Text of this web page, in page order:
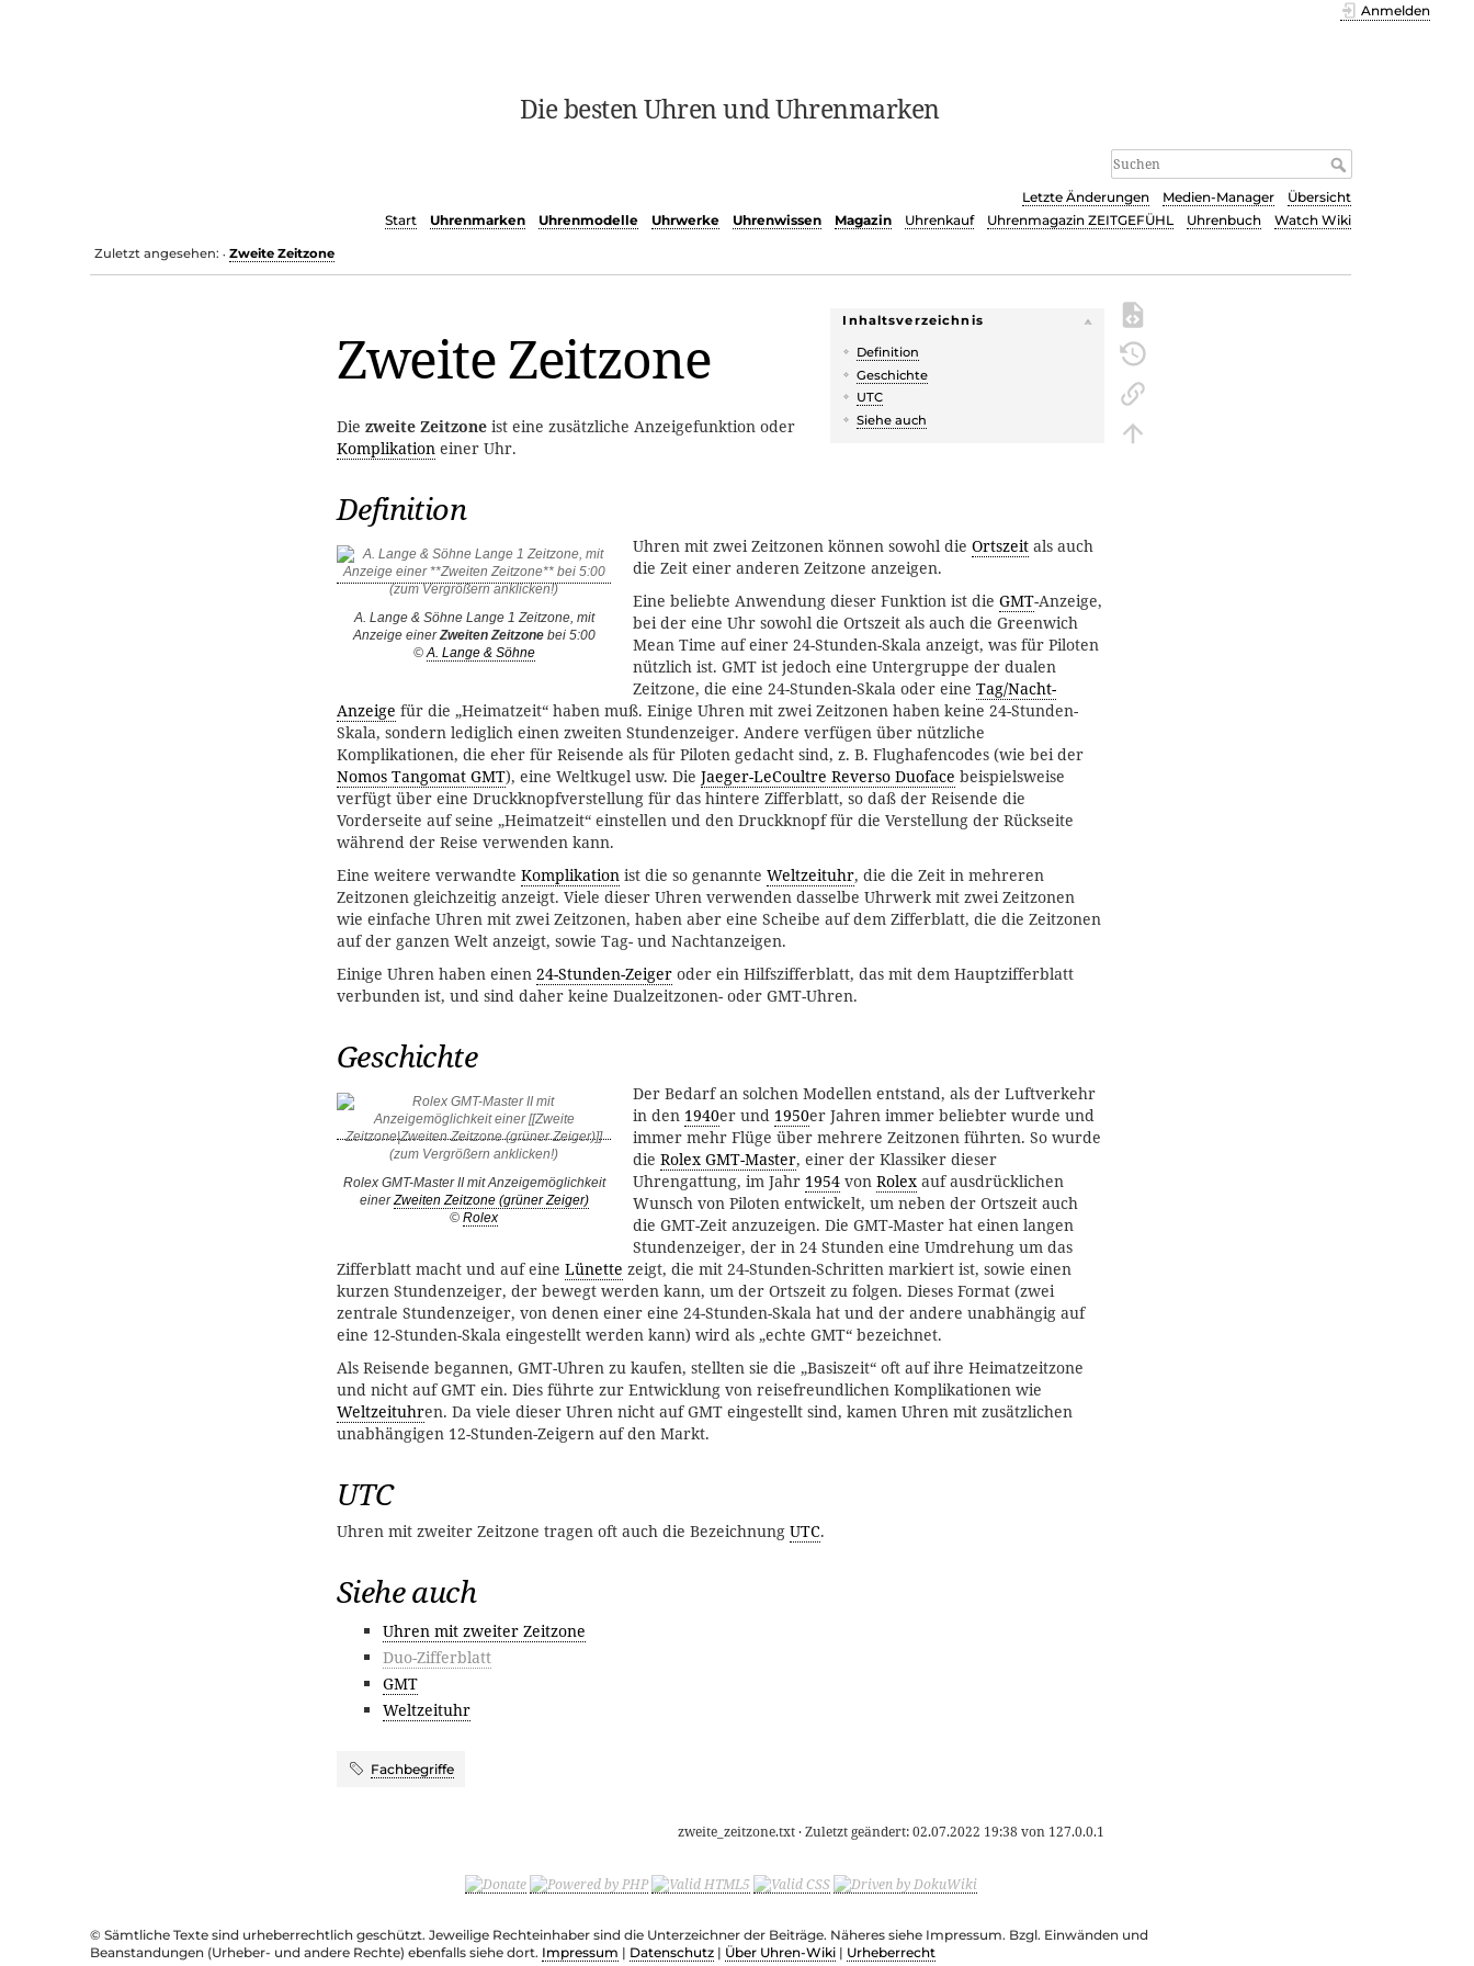
Die besten Uhren und Uhrenmarken
Anmelden
Letzte Änderungen Medien-Manager
Übersicht
Start
Uhrenmarken Uhrenmodelle Uhrwerke Uhrenwissen Magazin Uhrenkauf Uhrenmagazin ZEITGEFÜHL Uhrenbuch Watch Wiki
Zuletzt angesehen: • Zweite Zeitzone
Inhaltsverzeichnis
Definition
Geschichte
UTC
Siehe auch
Zweite Zeitzone
Die zweite Zeitzone ist eine zusätzliche Anzeigefunktion oder
Komplikation einer Uhr.
Definition
A. Lange & Söhne Lange 1 Zeitzone, mit
Anzeige einerZweiten Zeitzonebei 5:00
©A. Lange & Söhne
Uhren mit zwei Zeitzonen können sowohl die Ortszeitals auch
die Zeit einer anderen Zeitzone anzeigen.
Eine beliebte Anwendung dieser Funktion ist die GMT-Anzeige,
bei der eine Uhr sowohl die Ortszeit als auch die Greenwich
Mean Time auf einer 24-Stunden-Skala anzeigt, was für Piloten
nützlich ist. GMT ist jedoch eine Untergruppe der dualen
Zeitzone, die eine 24-Stunden-Skala oder eine Tag/Nacht-
Anzeige für die „Heimatzeit“ haben muß. Einige Uhren mit zwei Zeitzonen haben keine 24-Stunden-
Skala, sondern lediglich einen zweiten Stundenzeiger. Andere verfügen über nützliche
Komplikationen, die eher für Reisende als für Piloten gedacht sind, z. B. Flughafencodes (wie bei der
Nomos Tangomat GMT), eine Weltkugel usw. Die Jaeger-LeCoultre Reverso Duoface beispielsweise
verfügt über eine Druckknopfverstellung für das hintere Zifferblatt, so daß der Reisende die
Vorderseite auf seine „Heimatzeit“ einstellen und den Druckknopf für die Verstellung der Rückseite
während der Reise verwenden kann.
Eine weitere verwandte Komplikation ist die so genannte Weltzeituhr, die die Zeit in mehreren
Zeitzonen gleichzeitig anzeigt. Viele dieser Uhren verwenden dasselbe Uhrwerk mit zwei Zeitzonen
wie einfache Uhren mit zwei Zeitzonen, haben aber eine Scheibe auf dem Zifferblatt, die die Zeitzonen
auf der ganzen Welt anzeigt, sowie Tag- und Nachtanzeigen.
Einige Uhren haben einen 24-Stunden-Zeiger oder ein Hilfszifferblatt, das mit dem Hauptzifferblatt
verbunden ist, und sind daher keine Dualzeitzonen- oder GMT-Uhren.
Geschichte
Rolex GMT-Master II mit Anzeigemöglichkeit
einerZweiten Zeitzone (grüner Zeiger)
© Rolex
Der Bedarf an solchen Modellen entstand, als der Luftverkehr
in den 1940er und 1950er Jahren immer beliebter wurde und
immer mehr Flüge über mehrere Zeitzonen führten. So wurde
die Rolex GMT-Master, einer der Klassiker dieser
Uhrengattung, im Jahr 1954von Rolexauf ausdrücklichen
Wunsch von Piloten entwickelt, um neben der Ortszeit auch
die GMT-Zeit anzuzeigen. Die GMT-Master hat einen langen
Stundenzeiger, der in 24 Stunden eine Umdrehung um das
Zifferblatt macht und auf eine Lünette zeigt, die mit 24-Stunden-Schritten markiert ist, sowie einen
kurzen Stundenzeiger, der bewegt werden kann, um der Ortszeit zu folgen. Dieses Format (zwei
zentrale Stundenzeiger, von denen einer eine 24-Stunden-Skala hat und der andere unabhängig auf
eine 12-Stunden-Skala eingestellt werden kann) wird als „echte GMT“ bezeichnet.
Als Reisende begannen, GMT-Uhren zu kaufen, stellten sie die „Basiszeit“ oft auf ihre Heimatzeitzone
und nicht auf GMT ein. Dies führte zur Entwicklung von reisefreundlichen Komplikationen wie
Weltzeituhren. Da viele dieser Uhren nicht auf GMT eingestellt sind, kamen Uhren mit zusätzlichen
unabhängigen 12-Stunden-Zeigern auf den Markt.
UTC
Uhren mit zweiter Zeitzone tragen oft auch die Bezeichnung UTC.
Siehe auch
Uhren mit zweiter Zeitzone
Duo-Zifferblatt
GMT
Weltzeituhr
Fachbegriffe
zweite_zeitzone.txt· Zuletzt geändert:02.07.2022 19:38 von 127.0.0.1
© Sämtliche Texte sind urheberrechtlich geschützt. Jeweilige Rechteinhaber sind die Unterzeichner der Beiträge. Näheres siehe Impressum. Bzgl. Einwänden und
Beanstandungen (Urheber- und andere Rechte) ebenfalls siehe dort. Impressum | Datenschutz | Über Uhren-Wiki | Urheberrecht